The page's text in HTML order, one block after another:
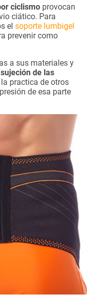
ciclismo provocan
ciático. Para
el soporte lumbigel
prevenir como
a sus materiales y
sujeción de las
practica de otros
de esa parte